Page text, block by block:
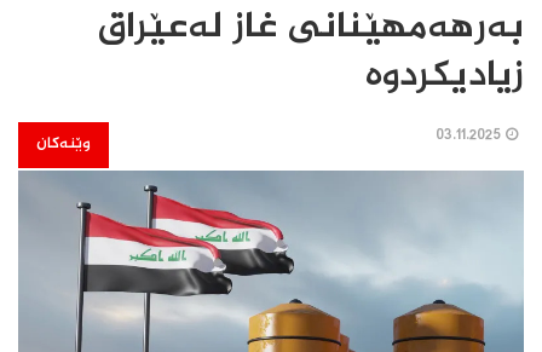
بەرهەمهێنانی غاز لەعێراق
زیادیكردوە
وێنەکان